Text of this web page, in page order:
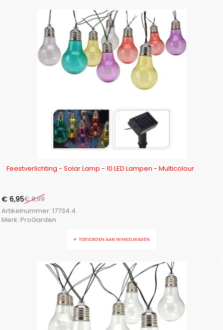
Feestverlichting - Solar Lamp - 10 LED Lampen - Multicolour
€8,99
€ 6,95
Artikelnummer: 17734.4
Merk: ProGarden
TOEVOEGEN AAN WINKELWAGEN